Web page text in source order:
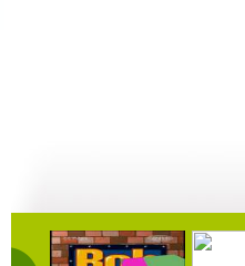
09:03